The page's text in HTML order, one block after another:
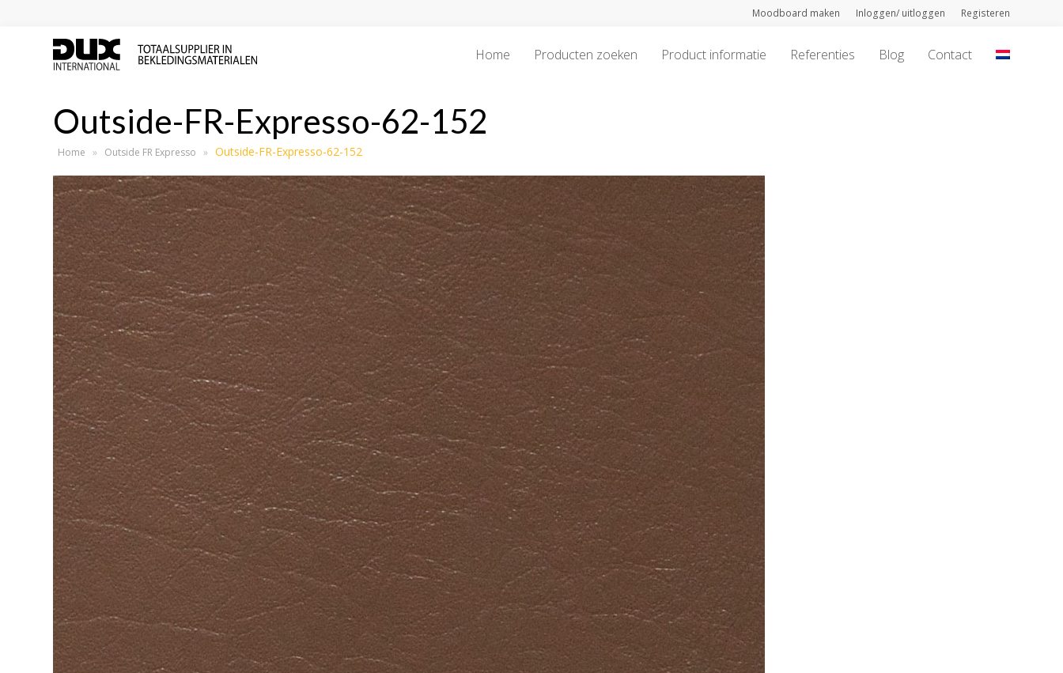
Moodboard maken Inloggen/ uitloggen Registeren
Home Producten zoeken Product informatie Referenties Blog Contact
Outside-FR-Expresso-62-152
Home » Outside FR Expresso » Outside-FR-Expresso-62-152